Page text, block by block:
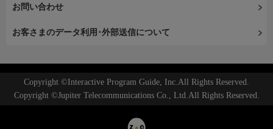
お問い合わせ
お客さまのデータ利用･外部送信について
Copyright ©Interactive Program Guide, Inc.All Rights Reserved.
Copyright ©Jupiter Telecommunications Co., Ltd.All Rights Reserved.